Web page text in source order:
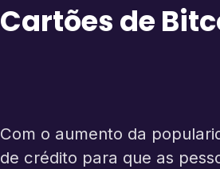
Cartões de
Com o aumento da
de crédito para que as